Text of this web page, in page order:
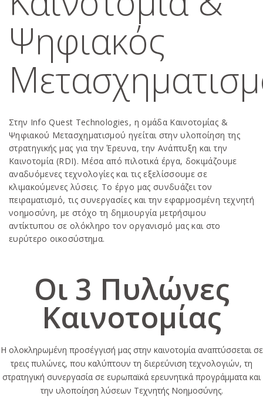
Ψηφιακός
Στην Info Quest Technologies, η ομάδα Καινοτομίας &
Ψηφιακού Μετασχηματισμού ηγείται στην υλοποίηση της
στρατηγικής μας για την Έρευνα, την Ανάπτυξη και την
Καινοτομία (RDI). Μέσα από πιλοτικά έργα, δοκιμάζουμε
αναδυόμενες τεχνολογίες και τις εξελίσσουμε σε
κλιμακούμενες λύσεις. Το έργο μας συνδυάζει τον
πειραματισμό, τις συνεργασίες και την εφαρμοσμένη τεχνητή
νοημοσύνη, με στόχο τη δημιουργία μετρήσιμου
αντίκτυπου σε ολόκληρο τον οργανισμό μας και στο
ευρύτερο οικοσύστημα.
Οι 3 Πυλώνες
Καινοτομίας
Η ολοκληρωμένη προσέγγισή μας στην καινοτομία αναπτύσσεται σε
τρεις πυλώνες, που καλύπτουν τη διερεύνιση τεχνολογιών, τη
στρατηγική συνεργασία σε ευρωπαϊκά ερευνητικά προγράμματα και
την υλοποίηση λύσεων Τεχνητής Νοημοσύνης.